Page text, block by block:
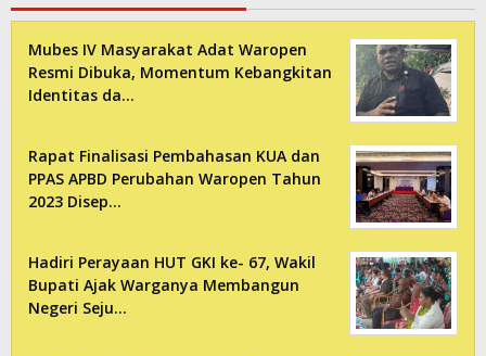
Mubes IV Masyarakat Adat Waropen
Resmi Dibuka, Momentum Kebangkitan
Identitas da…
Rapat Finalisasi Pembahasan KUA dan
PPAS APBD Perubahan Waropen Tahun
2023 Disep…
Hadiri Perayaan HUT GKI ke- 67, Wakil
Bupati Ajak Warganya Membangun
Negeri Seju…